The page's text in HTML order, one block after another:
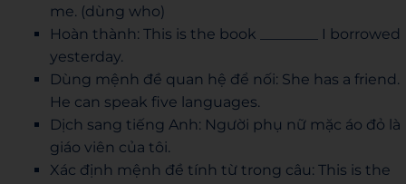
me. (dùng who)
Hoàn thành: This is the book ________ I borrowed
yesterday.
Dùng mệnh đề quan hệ để nối: She has a friend.
He can speak five languages.
Dịch sang tiếng Anh: Người phụ nữ mặc áo đỏ là
giáo viên của tôi.
Xác định mệnh đề tính từ trong câu: This is the